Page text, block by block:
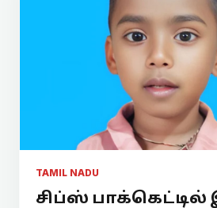
TAMIL NADU
சிப்ஸ் பாக்கெட்டில்